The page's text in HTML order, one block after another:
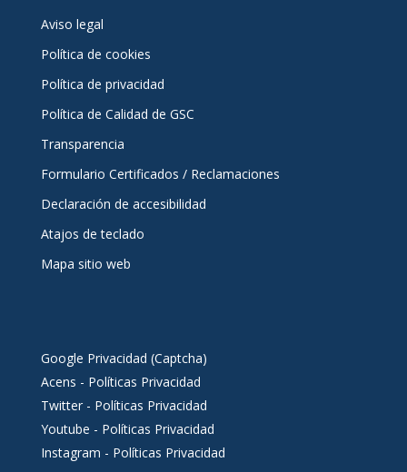
Aviso legal
Política de cookies
Política de privacidad
Política de Calidad de GSC
Transparencia
Formulario Certificados / Reclamaciones
Declaración de accesibilidad
Atajos de teclado
Mapa sitio web
Google Privacidad (Captcha)
Acens - Políticas Privacidad
Twitter - Políticas Privacidad
Youtube - Políticas Privacidad
Instagram - Políticas Privacidad